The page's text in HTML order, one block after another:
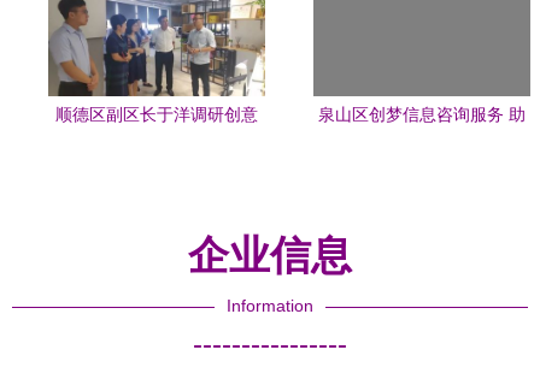
顺德区副区长于洋调研创意
泉山区创梦信息咨询服务 助
企业信息
Information
----------------